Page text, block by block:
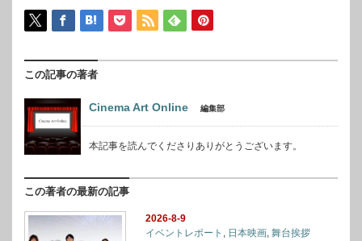
この記事の著者
Cinema Art Online 編集部
本記事を読んでくださりありがとうございます。
この著者の最新の記事
2026-8-9
イベントレポート , 日本映画,舞台挨拶